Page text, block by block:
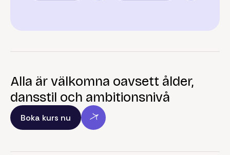
Alla är välkomna oavsett ålder,
dansstil och ambitionsnivå
Boka kurs nu